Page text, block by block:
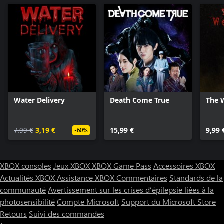
magie de l’Amérique des petites villes et la campagne vibrante de
Virginia.
Water Delivery
7,99 € 3,19 € -60%
Death Come True
15,99 €
The
9,99
XBOX consoles Jeux XBOXXBOX Game Pass Accessoires XBOX
Actualités XBOXAssistance XBOXCommentaires Standards de la
communautéAvertissement sur les crises d’épilepsie liées à la
photosensibilitéCompte Microsoft Support du Microsoft Store
Retours Suivi des commandes